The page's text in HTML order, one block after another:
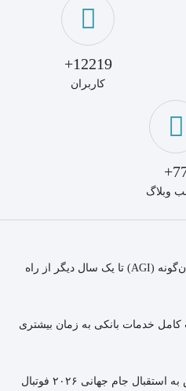
12219+
کاربران
وبلاگ
ایلان ماسک: هوش مصنوعی انسان‌گونه (AGI) تا یک سال دیگر از راه
خدمات بانکی به زمان بیشتری
اپل با آپدیت نرم‌افزار ورزشی‌اش به استقبال جام جهانی ۲۰۲۶ فوتبال